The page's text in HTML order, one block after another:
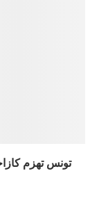
تونس تهزم